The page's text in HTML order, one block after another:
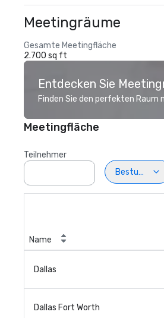
Meetingräume
Gesamte Meetingfläche
2.700 sq ft
Entdecken Sie
Finden Sie den perfekten
Meetingfläche
Teilnehmer
Bestuhlung
Name
Dallas
Dallas Fort Worth